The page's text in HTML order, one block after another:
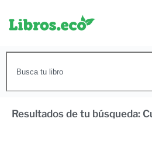
Resultados de tu búsqueda: